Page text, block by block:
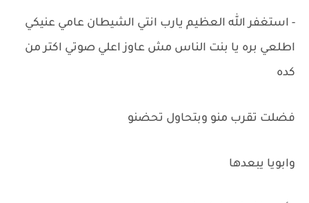
- استغفر الله العظيم يارب انتي الشيطان عامي عنيكي
اطلعي بره يا بنت الناس مش عاوز اعلي صوتي اكتر من
كده
فضلت تقرب منو وبتحاول تحضنو
وابويا يبعدها